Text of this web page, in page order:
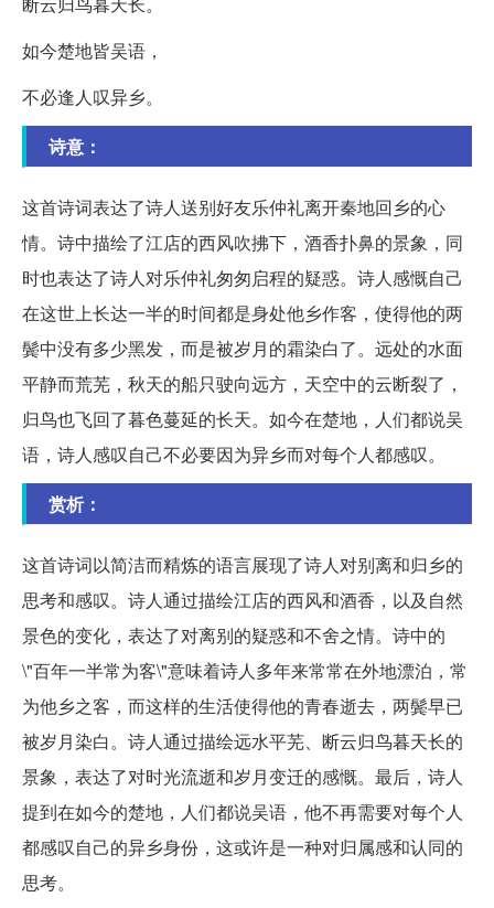
如今楚地皆吴语，
不必逢人叹异乡。
诗意：
这首诗词表达了诗人送别好友乐仲礼离开秦地回乡的心
情。诗中描绘了江店的西风吹拂下，酒香扑鼻的景象，同
时也表达了诗人对乐仲礼匆匆启程的疑惑。诗人感慨自己
在这世上长达一半的时间都是身处他乡作客，使得他的两
鬓中没有多少黑发，而是被岁月的霜染白了。远处的水面
平静而荒芜，秋天的船只驶向远方，天空中的云断裂了，
归鸟也飞回了暮色蔓延的长天。如今在楚地，人们都说吴
语，诗人感叹自己不必要因为异乡而对每个人都感叹。
赏析：
这首诗词以简洁而精炼的语言展现了诗人对别离和归乡的
思考和感叹。诗人通过描绘江店的西风和酒香，以及自然
景色的变化，表达了对离别的疑惑和不舍之情。诗中的
\"百年一半常为客\"意味着诗人多年来常常在外地漂泊，常
为他乡之客，而这样的生活使得他的青春逝去，两鬓早已
被岁月染白。诗人通过描绘远水平芜、断云归鸟暮天长的
景象，表达了对时光流逝和岁月变迁的感慨。最后，诗人
提到在如今的楚地，人们都说吴语，他不再需要对每个人
都感叹自己的异乡身份，这或许是一种对归属感和认同的
思考。